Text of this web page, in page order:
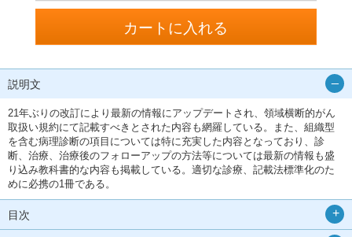
説明文
21年ぶりの改訂により最新の情報にアップデートされ、領域横断的がん
取扱い規約にて記載すべきとされた内容も網羅している。また、組織型
を含む病理診断の項目については特に充実した内容となっており、診
断、治療、治療後のフォローアップの方法等については最新の情報も盛
り込み教科書的な内容も掲載している。適切な診療、記載法標準化のた
めに必携の1冊である。
目次